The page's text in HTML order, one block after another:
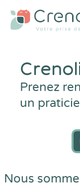
Prenez
un
Nous